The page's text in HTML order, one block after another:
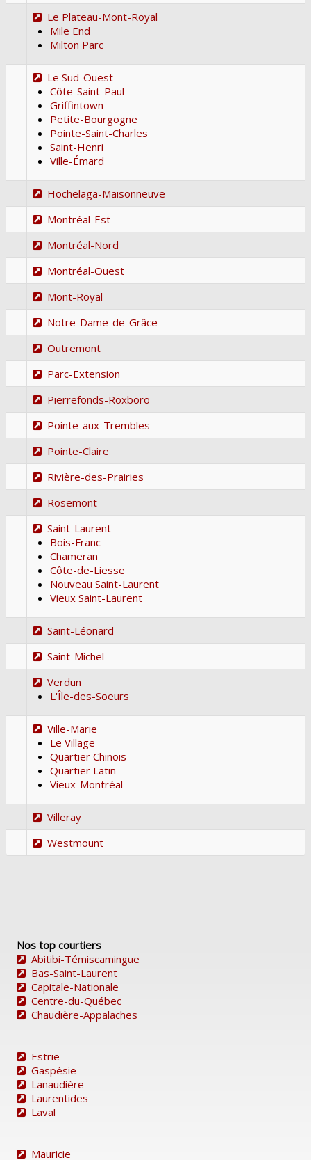
Le Plateau-Mont-Royal
Mile End
Milton Parc
Le Sud-Ouest
Côte-Saint-Paul
Griffintown
Petite-Bourgogne
Pointe-Saint-Charles
Saint-Henri
Ville-Émard
Hochelaga-Maisonneuve
Montréal-Est
Montréal-Nord
Montréal-Ouest
Mont-Royal
Notre-Dame-de-Grâce
Outremont
Parc-Extension
Pierrefonds-Roxboro
Pointe-aux-Trembles
Pointe-Claire
Rivière-des-Prairies
Rosemont
Saint-Laurent
Bois-Franc
Chameran
Côte-de-Liesse
Nouveau Saint-Laurent
Vieux Saint-Laurent
Saint-Léonard
Saint-Michel
Verdun
L'Île-des-Soeurs
Ville-Marie
Le Village
Quartier Chinois
Quartier Latin
Vieux-Montréal
Villeray
Westmount
Nos top courtiers
Abitibi-Témiscamingue
Bas-Saint-Laurent
Capitale-Nationale
Centre-du-Québec
Chaudière-Appalaches
Estrie
Gaspésie
Lanaudière
Laurentides
Laval
Mauricie